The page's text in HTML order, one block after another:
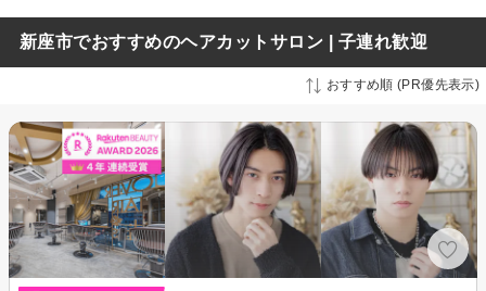
新座市でおすすめのヘアカットサロン | 子連れ歓迎
おすすめ順 (PR優先表示)